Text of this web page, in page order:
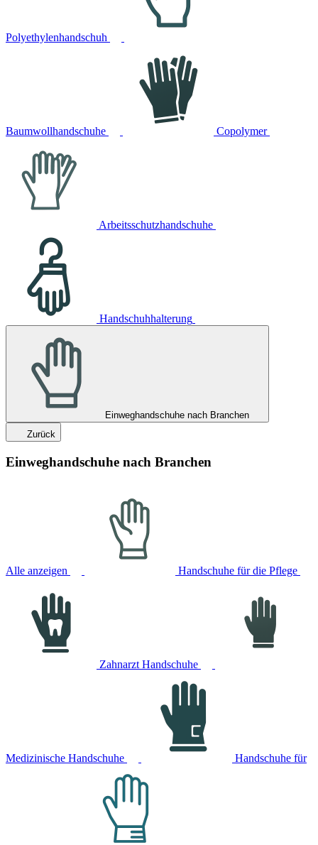
Polyethylenhandschuh
Baumwollhandschuhe Copolymer
Arbeitsschutzhandschuhe
Handschuhhalterung
Einweghandschuhe nach Branchen
Zurück
Einweghandschuhe nach Branchen
Alle anzeigen Handschuhe für die Pflege
Zahnarzt Handschuhe
Medizinische Handschuhe Handschuhe für